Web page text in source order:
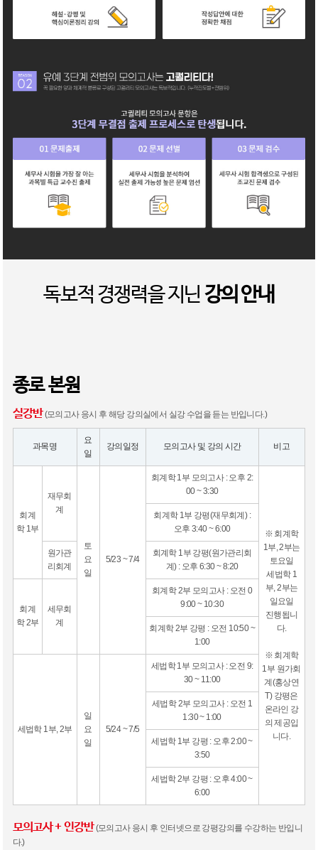
독보적 경쟁력을 지닌 강의 안내
종로 본원
실강반(모의고사 응시 후 해당 강의실에서 실강 수업을 듣는 반입니다.)
과목명
요
일
강의일정 모의고사 및 강의 시간 비고
회계
학 1부
재무회
계
토
요
일
5/23 ~ 7/4
회계학 1부 모의고사 : 오후 2:
00 ~ 3:30
※ 회계학
1부, 2부는
토요일
세법학 1
부, 2부는
일요일
진행됩니
다.
※ 회계학
1부 원가회
계(홍상연
T) 강평은
온라인 강
의 제공입
니다.
회계학 1부 강평(재무회계) :
오후 3:40 ~ 6:00
원가관
리회계
회계학 1부 강평(원가관리회
계) : 오후 6:30 ~ 8:20
회계
학 2부
세무회
계
회계학 2부 모의고사 : 오전 0
9:00 ~ 10:30
회계학 2부 강평 : 오전 10:50 ~
1:00
세법학 1부, 2부
일
요
일
5/24 ~ 7/5
세법학 1부 모의고사 : 오전 9:
30 ~ 11:00
세법학 2부 모의고사 : 오전 1
1:30 ~ 1:00
세법학 1부 강평 : 오후 2:00 ~
3:50
세법학 2부 강평 : 오후 4:00 ~
6:00
모의고사 + 인강반(모의고사 응시 후 인터넷으로 강평강의를 수강하는 반입니
다.)